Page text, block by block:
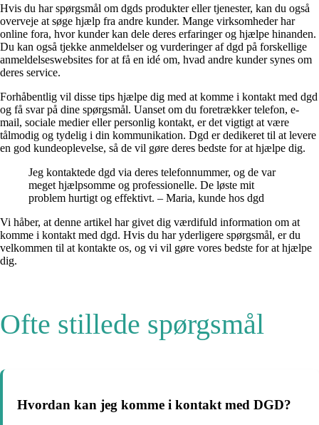
Hvis du har spørgsmål om dgds produkter eller tjenester, kan du også
overveje at søge hjælp fra andre kunder. Mange virksomheder har
online fora, hvor kunder kan dele deres erfaringer og hjælpe hinanden.
Du kan også tjekke anmeldelser og vurderinger af dgd på forskellige
anmeldelseswebsites for at få en idé om, hvad andre kunder synes om
deres service.
Forhåbentlig vil disse tips hjælpe dig med at komme i kontakt med dgd
og få svar på dine spørgsmål. Uanset om du foretrækker telefon, e-
mail, sociale medier eller personlig kontakt, er det vigtigt at være
tålmodig og tydelig i din kommunikation. Dgd er dedikeret til at levere
en god kundeoplevelse, så de vil gøre deres bedste for at hjælpe dig.
Jeg kontaktede dgd via deres telefonnummer, og de var
meget hjælpsomme og professionelle. De løste mit
problem hurtigt og effektivt. – Maria, kunde hos dgd
Vi håber, at denne artikel har givet dig værdifuld information om at
komme i kontakt med dgd. Hvis du har yderligere spørgsmål, er du
velkommen til at kontakte os, og vi vil gøre vores bedste for at hjælpe
dig.
Ofte stillede spørgsmål
Hvordan kan jeg komme i kontakt med DGD?